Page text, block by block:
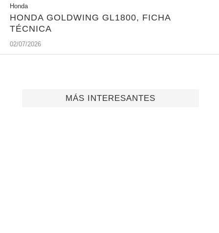
Honda
HONDA GOLDWING GL1800, FICHA
TÉCNICA
02/07/2026
MÁS INTERESANTES